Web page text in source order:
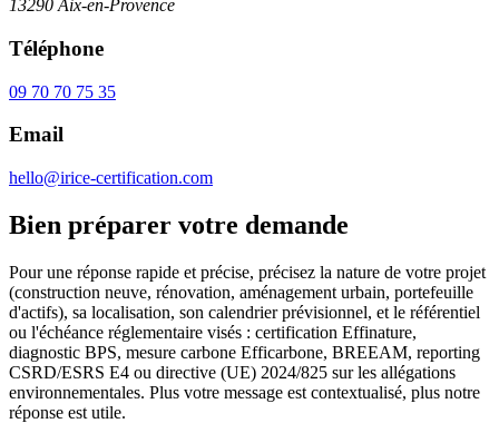
13290 Aix-en-Provence
Téléphone
09 70 70 75 35
Email
hello@irice-certification.com
Bien préparer votre demande
Pour une réponse rapide et précise, précisez la nature de votre projet
(construction neuve, rénovation, aménagement urbain, portefeuille
d'actifs), sa localisation, son calendrier prévisionnel, et le référentiel
ou l'échéance réglementaire visés : certification Effinature,
diagnostic BPS, mesure carbone Efficarbone, BREEAM, reporting
CSRD/ESRS E4 ou directive (UE) 2024/825 sur les allégations
environnementales. Plus votre message est contextualisé, plus notre
réponse est utile.